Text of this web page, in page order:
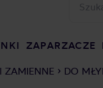
ZAPARZACZE
ZAMIENNE DO